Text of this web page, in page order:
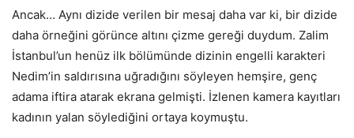
Ancak… Aynı dizide verilen bir mesaj daha var ki, bir dizide
daha örneğini görünce altını çizme gereği duydum. Zalim
İstanbul’un henüz ilk bölümünde dizinin engelli karakteri
Nedim’in saldırısına uğradığını söyleyen hemşire, genç
adama iftira atarak ekrana gelmişti. İzlenen kamera kayıtları
kadının yalan söylediğini ortaya koymuştu.